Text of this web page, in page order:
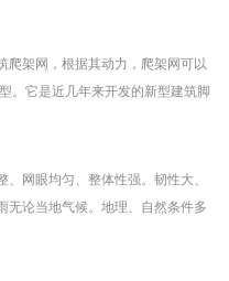
爬架网，根据其动力，爬架网可以
。它是近几年来开发的新型建筑脚
网眼均匀、整体性强。韧性大、
无论当地气候。地理、自然条件多
蚀性能好，有极强的防腐抗氧化